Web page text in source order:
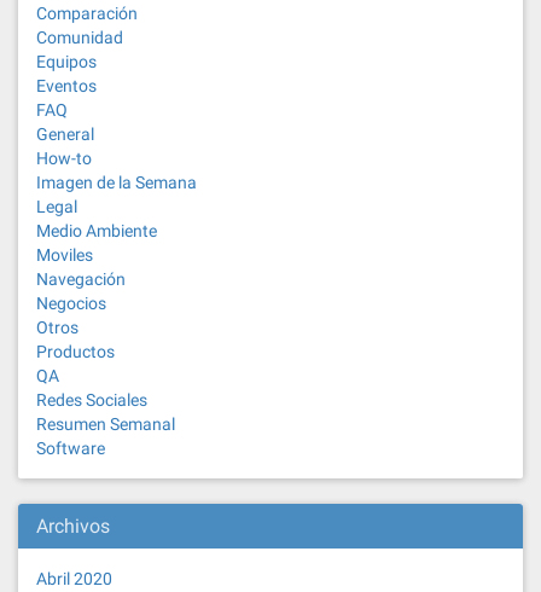
Comparación
Comunidad
Equipos
Eventos
FAQ
General
How-to
Imagen de la Semana
Legal
Medio Ambiente
Moviles
Navegación
Negocios
Otros
Productos
QA
Redes Sociales
Resumen Semanal
Software
Archivos
Abril 2020